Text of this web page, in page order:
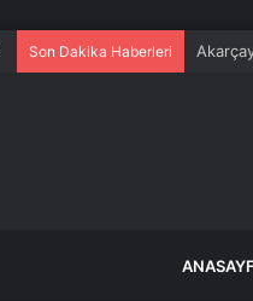
Son Dakika Haberleri